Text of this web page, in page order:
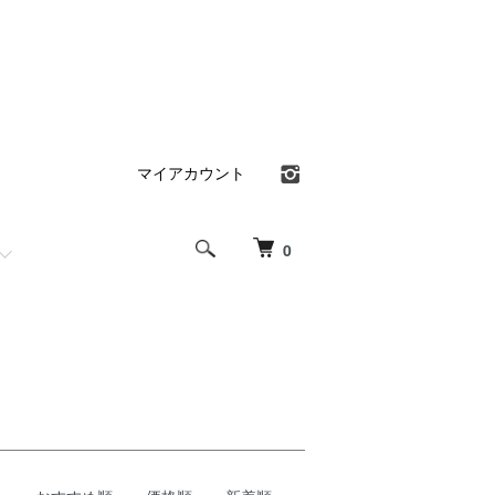
0
マイアカウント